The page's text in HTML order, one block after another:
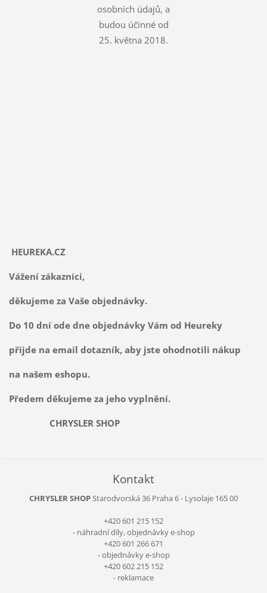
osobních údajů, a
budou účinné od
25. května 2018.
HEUREKA.CZ
Vážení zákazníci,
děkujeme za Vaše objednávky.
Do 10 dní ode dne objednávky Vám od Heureky
přijde na email dotazník, aby jste ohodnotili nákup
na našem eshopu.
Předem děkujeme za jeho vyplnění.
CHRYSLER SHOP
Kontakt
CHRYSLER SHOPStarodvorská 36 Praha 6 - Lysolaje 165 00
+420 601 215 152
- náhradní díly, objednávky e-shop
+420 601 266 671
- objednávky e-shop
+420 602 215 152
- reklamace